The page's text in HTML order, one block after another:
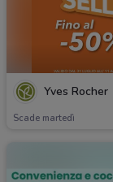
Yves Rocher
Scade martedì